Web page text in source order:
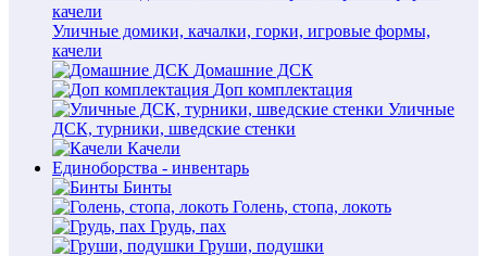
Уличные домики, качалки, горки, игровые формы,
качели
Домашние ДСК
Доп комплектация
Уличные
ДСК, турники, шведские стенки
Качели
Единоборства - инвентарь
Бинты
Голень, стопа, локоть
Грудь, пах
Груши, подушки